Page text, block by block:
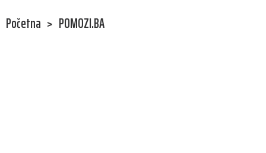
Početna > POMOZI.BA